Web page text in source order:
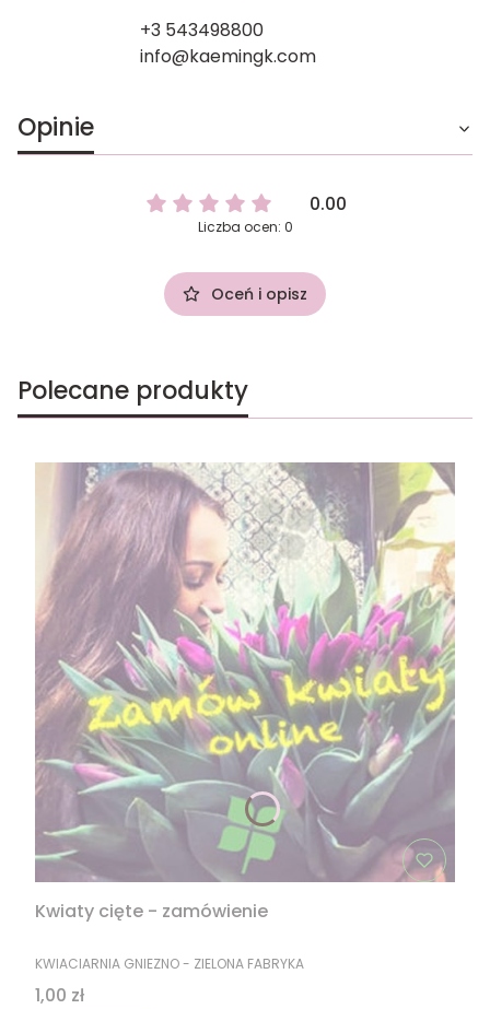
+3 543498800
info@kaemingk.com
Opinie
0.00
Liczba ocen: 0
Oceń i opisz
Polecane produkty
Kwiaty cięte - zamówienie
PRODUCENT
KWIACIARNIA GNIEZNO - ZIELONA FABRYKA
Cena
1,00 zł